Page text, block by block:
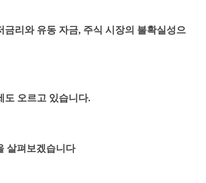
리와 유동 자금, 주식 시장의 불확실성으
도 오르고 있습니다.
살펴보겠습니다